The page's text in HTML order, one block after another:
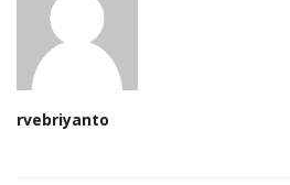
rvebriyanto